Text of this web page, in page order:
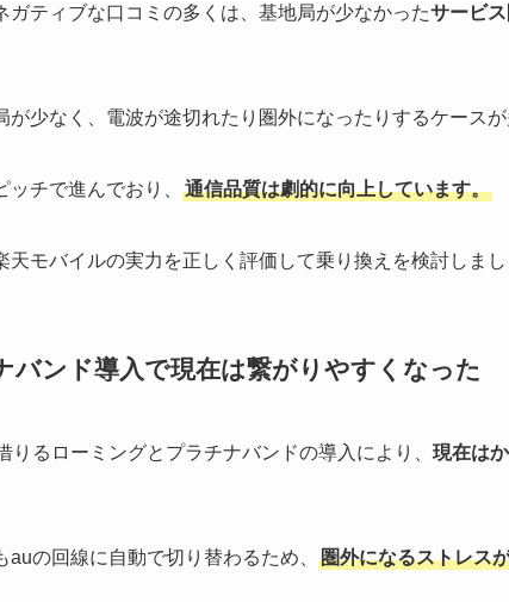
ガティブな口コミの多くは、基地局が少なかったサービ
が少なく、電波が途切れたり圏外になったりするケース
チで進んでおり、 通信品質は劇的に向上しています。
天モバイルの実力を正しく評価して乗り換えを検討しま
バンド導入で現在は繋がりやすくなった
るローミングとプラチナバンドの導入により、 現在は
の回線に自動で切り替わるため、 圏外になるストレス